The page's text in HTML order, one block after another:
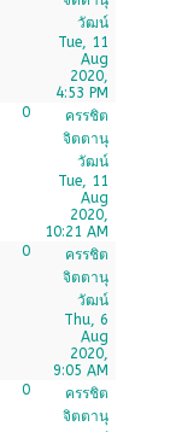
วัฒน์
Tue, 11
Aug
2020,
4:53 PM
0
ครรชิต
จิตตานุ
วัฒน์
Tue, 11
Aug
2020,
10:21 AM
0
ครรชิต
จิตตานุ
วัฒน์
Thu, 6
Aug
2020,
9:05 AM
0
ครรชิต
จิตตานุ